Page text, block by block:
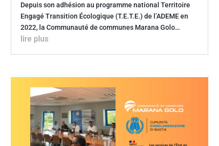
Depuis son adhésion au programme national Territoire
Engagé Transition Écologique (T.E.T.E.) de l’ADEME en
2022, la Communauté de communes Marana Golo…
lire plus